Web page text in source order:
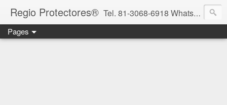
Regio Protectores® Tel. 81-3068-6918 WhatsApp 81-2636-2823 / 33-1145-3780 cotizacionregioprotectores@gmail.com / regioprotectores@gmail.com https://www.facebook.com/RegioProtectores/
Pages